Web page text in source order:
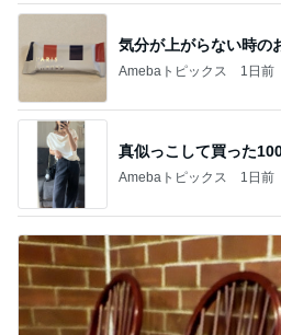
気分が上がらない時の
Amebaトピックス 1日前
真似っこして買った
Amebaトピックス 1日前